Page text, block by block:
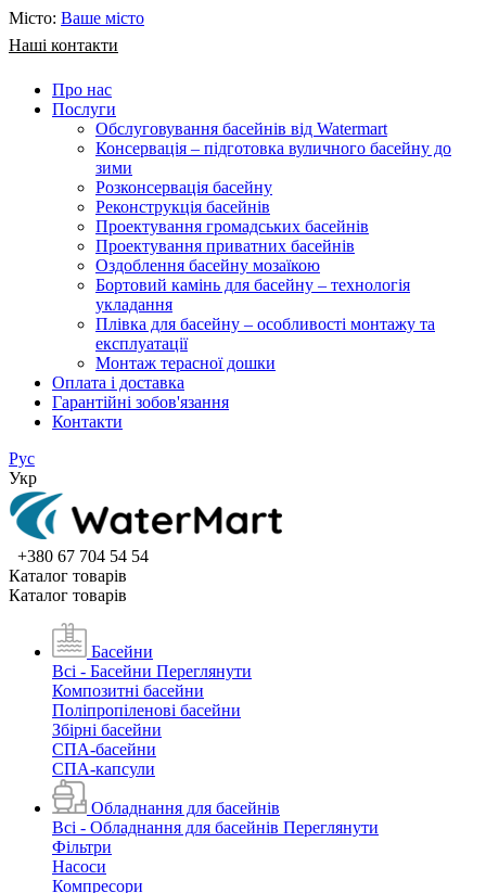
Місто: Ваше місто
Наші контакти
Про нас
Послуги
Обслуговування басейнів від Watermart
Консервація – підготовка вуличного басейну до
зими
Розконсервація басейну
Реконструкція басейнів
Проектування громадських басейнів
Проектування приватних басейнів
Оздоблення басейну мозаїкою
Бортовий камінь для басейну – технологія
укладання
Плівка для басейну – особливості монтажу та
експлуатації
Монтаж терасної дошки
Оплата і доставка
Гарантійні зобов'язання
Контакти
Рус
Укр
+380 67 704 54 54
Каталог товарiв
Каталог товарiв
Басейни
Всі - Басейни Переглянути
Композитні басейни
Поліпропіленові басейни
Збірні басейни
СПА-басейни
СПА-капсули
Обладнання для басейнів
Всі - Обладнання для басейнів Переглянути
Фільтри
Насоси
Компресори